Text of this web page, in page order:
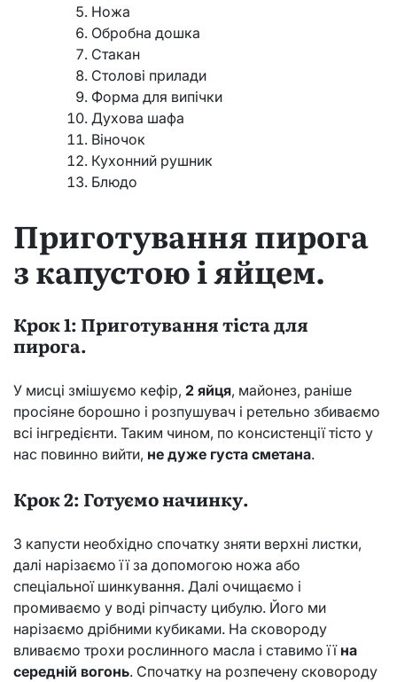
Ножа
Обробна дошка
Стакан
Столові прилади
Форма для випічки
Духова шафа
Віночок
Кухонний рушник
Блюдо
Приготування пирога
з капустою і яйцем.
Крок 1: Приготування тіста для
пирога.
У мисці змішуємо кефір, 2 яйця, майонез, раніше
просіяне борошно і розпушувач і ретельно збиваємо
всі інгредієнти. Таким чином, по консистенції тісто у
нас повинно вийти, не дуже густа сметана.
Крок 2: Готуємо начинку.
З капусти необхідно спочатку зняти верхні листки,
далі нарізаємо її за допомогою ножа або
спеціальної шинкування. Далі очищаємо і
промиваємо у воді ріпчасту цибулю. Його ми
нарізаємо дрібними кубиками. На сковороду
вливаємо трохи рослинного масла і ставимо її на
середній вогонь. Спочатку на розпечену сковороду